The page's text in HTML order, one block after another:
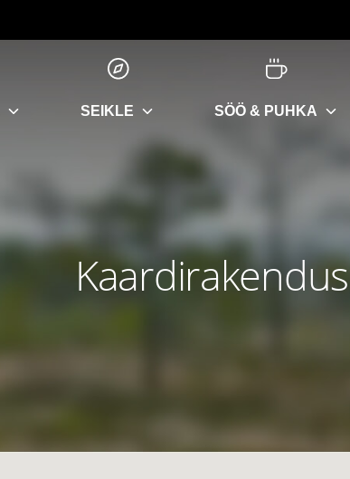
SEIKLE SÖÖ & PUHKA
Kaardirakendus